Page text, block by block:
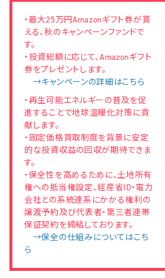
・最大25万円Amazonギフト券が貰
える、秋のキャンペーンファンドで
す。
・投資総額に応じて、Amazonギフト
券をプレゼントします。
→キャンペーンの詳細はこちら
・再生可能エネルギーの普及を促
進することで地球温暖化対策に貢
献します。
・固定価格買取制度を背景に安定
的な投資収益の回収が期待できま
す。
・保全性を高めるために、土地所有
権への抵当権設定、経産省ID・電力
会社との系統連系にかかる権利の
譲渡予約及び代表者・第三者連帯
保証契約を締結しております。
→保全の仕組みについてはこち
ら